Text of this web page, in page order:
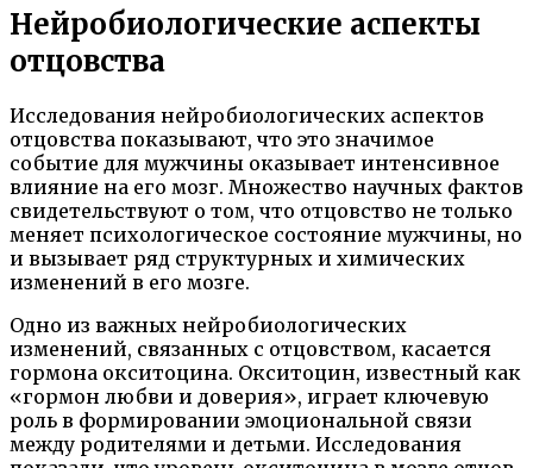
Нейробиологические аспекты
отцовства
Исследования нейробиологических аспектов
отцовства показывают, что это значимое
событие для мужчины оказывает интенсивное
влияние на его мозг. Множество научных фактов
свидетельствуют о том, что отцовство не только
меняет психологическое состояние мужчины, но
и вызывает ряд структурных и химических
изменений в его мозге.
Одно из важных нейробиологических
изменений, связанных с отцовством, касается
гормона окситоцина. Окситоцин, известный как
«гормон любви и доверия», играет ключевую
роль в формировании эмоциональной связи
между родителями и детьми. Исследования